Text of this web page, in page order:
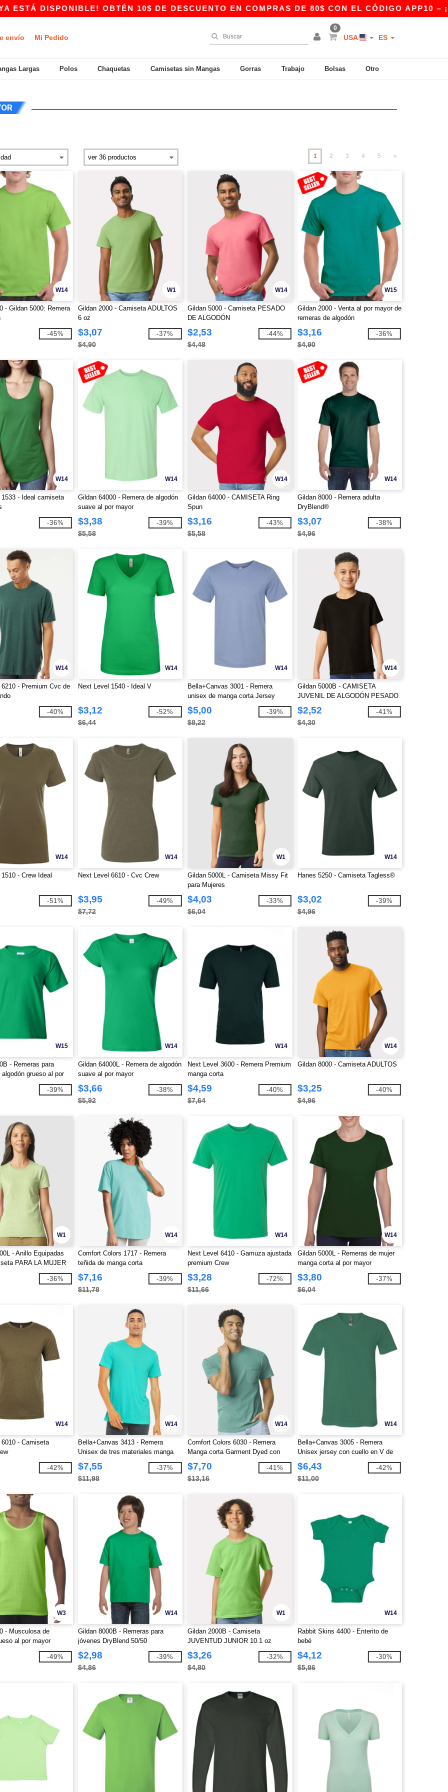
OBTÉN 10$ DE DESCUENTO EN COMPRAS DE 80$ CON EL CÓDIGO APP10 –
envío Mi Pedido
0
USA ES
Largas Polos Chaquetas Camisetas sin Mangas Gorras Trabajo Bolsas Otro
1 2 3 4 5 »
W14
- Gildan 5000: Remera
-45%
W1
Gildan 2000 - Camiseta ADULTOS
6 oz
$3,07
$4,90
-37%
W14
Gildan 5000 - Camiseta PESADO
DE ALGODÓN
$2,53
$4,48
-44%
W15
Gildan 2000 - Venta al por mayor de
remeras de algodón
$3,16
$4,90
-36%
W14
1533 - Ideal camiseta
-36%
W14
Gildan 64000 - Remera de algodón
suave al por mayor
$3,38
$5,58
-39%
W14
Gildan 64000 - CAMISETA Ring
Spun
$3,16
$5,58
-43%
W14
Gildan 8000 - Remera adulta
DryBlend®
$3,07
$4,96
-38%
W14
6210 - Premium Cvc de
-40%
W14
Next Level 1540 - Ideal V
$3,12
$6,44
-52%
W14
Bella+Canvas 3001 - Remera
unisex de manga corta Jersey
$5,00
$8,22
-39%
W14
Gildan 5000B - CAMISETA
JUVENIL DE ALGODÓN PESADO
8.8 oz
$2,52
$4,30
-41%
W14
- Crew Ideal
-51%
W14
Next Level 6610 - Cvc Crew
$3,95
$7,72
-49%
W1
Gildan 5000L - Camiseta Missy Fit
para Mujeres
$4,03
$6,04
-33%
W14
Hanes 5250 - Camiseta Tagless®
$3,02
$4,96
-39%
W15
- Remeras para
grueso al por
-39%
W14
Gildan 64000L - Remera de algodón
suave al por mayor
$3,66
$5,92
-38%
W14
Next Level 3600 - Remera Premium
manga corta
$4,59
$7,64
-40%
W14
Gildan 8000 - Camiseta ADULTOS
$3,25
$4,96
-40%
W1
- Anillo Equipadas
PARA LA MUJER
-36%
W14
Comfort Colors 1717 - Remera
teñida de manga corta
$7,16
$11,78
-39%
W14
Next Level 6410 - Gamuza ajustada
premium Crew
$3,28
$11,66
-72%
W14
Gildan 5000L - Remeras de mujer
manga corta al por mayor
$3,80
$6,04
-37%
W14
- Camiseta
-42%
W14
Bella+Canvas 3413 - Remera
Unisex de tres materiales manga
corta
$7,55
$11,98
-37%
W14
Comfort Colors 6030 - Remera
Manga corta Garment Dyed con
bolsillo
$7,70
$13,16
-41%
W14
Bella+Canvas 3005 - Remera
Unisex jersey con cuello en V de
manga corta
$6,43
$11,00
-42%
W3
- Musculosa de
al por mayor
-49%
W14
Gildan 8000B - Remeras para
jóvenes DryBlend 50/50
$2,98
$4,86
-39%
W1
Gildan 2000B - Camiseta
JUVENTUD JUNIOR 10.1 oz
$3,26
$4,80
-32%
W14
Rabbit Skins 4400 - Enterito de
bebé
$4,12
$5,86
-30%